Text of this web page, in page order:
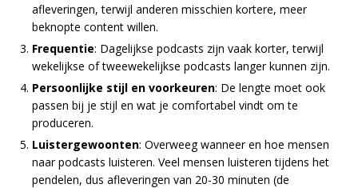
afleveringen, terwijl anderen misschien kortere, meer
beknopte content willen.
Frequentie: Dagelijkse podcasts zijn vaak korter, terwijl
wekelijkse of tweewekelijkse podcasts langer kunnen zijn.
Persoonlijke stijl en voorkeuren: De lengte moet ook
passen bij je stijl en wat je comfortabel vindt om te
produceren.
Luistergewoonten: Overweeg wanneer en hoe mensen
naar podcasts luisteren. Veel mensen luisteren tijdens het
pendelen, dus afleveringen van 20-30 minuten (de